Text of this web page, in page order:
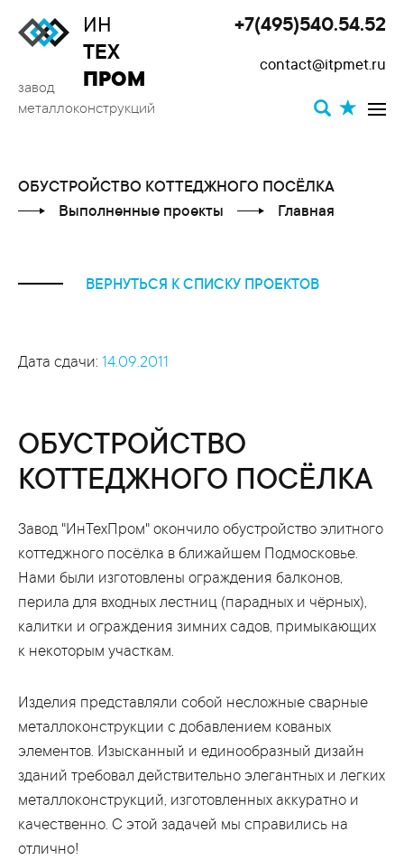
ИН
ТЕХ
ПРОМ
завод
металлоконструкций
+7(495)540.54.52
contact@itpmet.ru
ОБУСТРОЙСТВО КОТТЕДЖНОГО ПОСЁЛКА
Выполненные проекты
Главная
ВЕРНУТЬСЯ К СПИСКУ ПРОЕКТОВ
Дата сдачи: 14.09.2011
ОБУСТРОЙСТВО
КОТТЕДЖНОГО ПОСЁЛКА
Завод "ИнТехПром" окончило обустройство элитного
коттеджного посёлка в ближайшем Подмосковье.
Нами были изготовлены ограждения балконов,
перила для входных лестниц (парадных и чёрных),
калитки и ограждения зимних садов, примыкающих
к некоторым участкам.
Изделия представляли собой несложные сварные
металлоконструкции с добавлением кованых
элементов. Изысканный и единообразный дизайн
зданий требовал действительно элегантных и легких
металлоконструкций, изготовленных аккуратно и
качественно. С этой задачей мы справились на
отлично!